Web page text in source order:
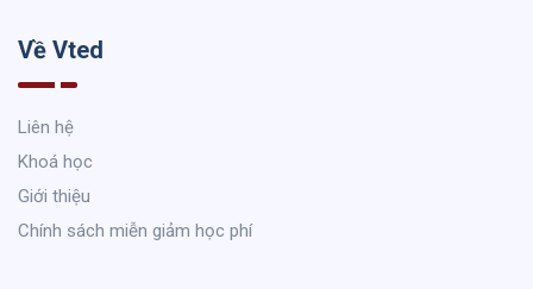
Về Vted
Liên hệ
Khoá học
Giới thiệu
Chính sách miễn giảm học phí